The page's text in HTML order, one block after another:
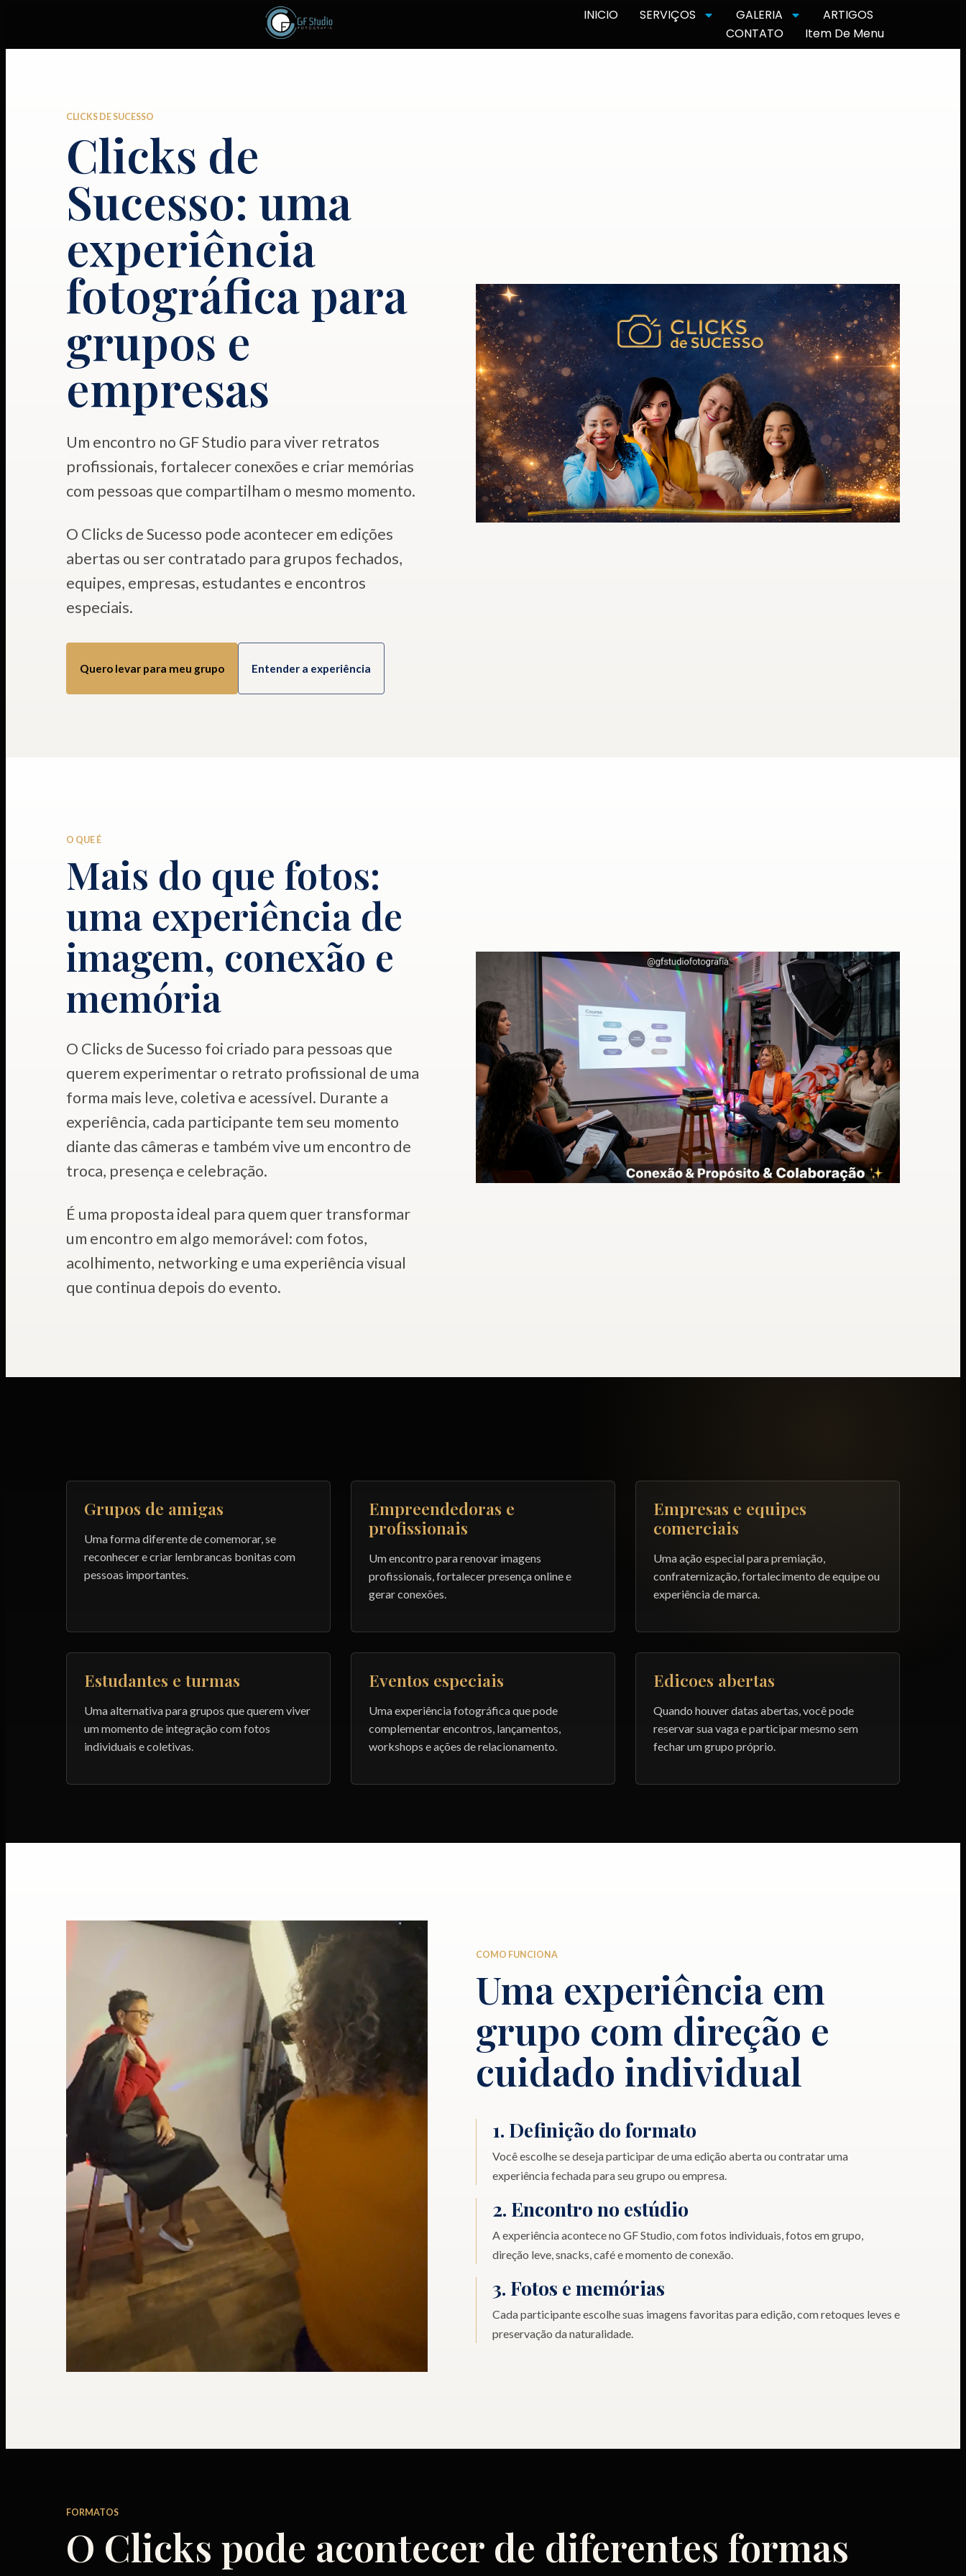
INICIO SERVIÇOS GALERIA
ARTIGOS
CONTATO
Item De Menu
CLICKS DE SUCESSO
Clicks de
Sucesso: uma
experiência
fotográfica para
grupos e
empresas
Um encontro no GF Studio para viver retratos
profissionais, fortalecer conexões e criar memórias
com pessoas que compartilham o mesmo momento.
O Clicks de Sucesso pode acontecer em edições
abertas ou ser contratado para grupos fechados,
equipes, empresas, estudantes e encontros
especiais.
Quero levar para meu grupo Entender a experiência
O QUE É
Mais do que fotos:
uma experiência de
imagem, conexão e
memória
O Clicks de Sucesso foi criado para pessoas que
querem experimentar o retrato profissional de uma
forma mais leve, coletiva e acessível. Durante a
experiência, cada participante tem seu momento
diante das câmeras e também vive um encontro de
troca, presença e celebração.
É uma proposta ideal para quem quer transformar
um encontro em algo memorável: com fotos,
acolhimento, networking e uma experiência visual
que continua depois do evento.
Grupos de amigas
Uma forma diferente de comemorar, se
reconhecer e criar lembrancas bonitas com
pessoas importantes.
Empreendedoras e
profissionais
Um encontro para renovar imagens
profissionais, fortalecer presença online e
gerar conexões.
Empresas e equipes
comerciais
Uma ação especial para premiação,
confraternização, fortalecimento de equipe ou
experiência de marca.
Estudantes e turmas
Uma alternativa para grupos que querem viver
um momento de integração com fotos
individuais e coletivas.
Eventos especiais
Uma experiência fotográfica que pode
complementar encontros, lançamentos,
workshops e ações de relacionamento.
Edicoes abertas
Quando houver datas abertas, você pode
reservar sua vaga e participar mesmo sem
fechar um grupo próprio.
COMO FUNCIONA
Uma experiência em
grupo com direção e
cuidado individual
1. Definição do formato
Você escolhe se deseja participar de uma edição aberta ou contratar uma
experiência fechada para seu grupo ou empresa.
2. Encontro no estúdio
A experiência acontece no GF Studio, com fotos individuais, fotos em grupo,
direção leve, snacks, café e momento de conexão.
3. Fotos e memórias
Cada participante escolhe suas imagens favoritas para edição, com retoques leves e
preservação da naturalidade.
FORMATOS
O Clicks pode acontecer de diferentes formas